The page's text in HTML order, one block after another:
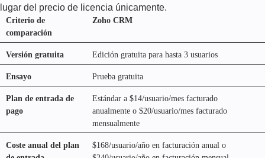
lugar del precio de licencia únicamente.
Criterio de
comparación
Zoho CRM
Versión gratuita Edición gratuita para hasta 3 usuarios
Ensayo Prueba gratuita
Plan de entrada de
pago
Estándar a $14/usuario/mes facturado
anualmente o $20/usuario/mes facturado
mensualmente
Coste anual del plan
$168/usuario/año en facturación anual o